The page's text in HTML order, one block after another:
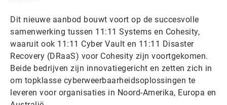
Dit nieuwe aanbod bouwt voort op de succesvolle
samenwerking tussen 11:11 Systems en Cohesity,
waaruit ook 11:11 Cyber Vault en 11:11 Disaster
Recovery (DRaaS) voor Cohesity zijn voortgekomen.
Beide bedrijven zijn innovatiegericht en zetten zich in
om topklasse cyberweerbaarheidsoplossingen te
leveren voor organisaties in Noord-Amerika, Europa en